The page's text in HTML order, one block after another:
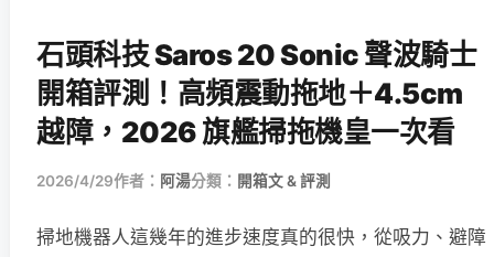
石頭科技 Saros 20 Sonic 聲波騎士
開箱評測！高頻震動拖地＋4.5cm
越障，2026 旗艦掃拖機皇一次看
2026/4/29作者： 阿湯分類： 開箱文 & 評測
掃地機器人這幾年的進步速度真的很快，從吸力、避障